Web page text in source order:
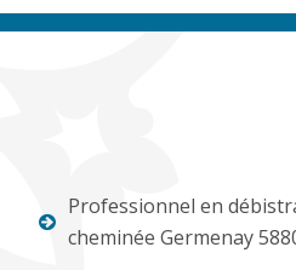
Professionnel en
cheminée Germenay